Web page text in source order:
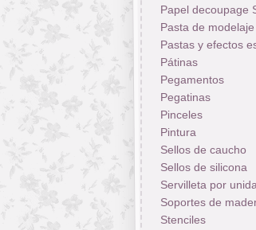
Papel decoupage
Pasta de modelaje
Pastas y efectos
Pátinas
Pegamentos
Pegatinas
Pinceles
Pintura
Sellos de caucho
Sellos de silicona
Servilleta por
Soportes de
Stenciles